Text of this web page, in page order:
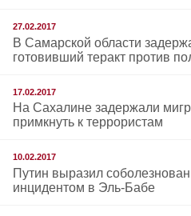
27.02.2017
В Самарской области
готовивший теракт против
17.02.2017
На Сахалине задержали
примкнуть к террористам
10.02.2017
Путин выразил
инцидентом в Эль-Бабе